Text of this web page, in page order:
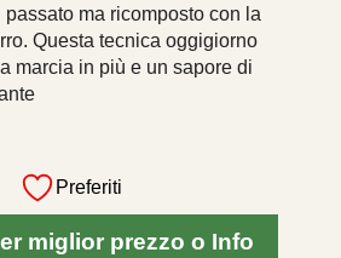
ma ricomposto con la
Questa tecnica oggigiorno
marcia in più e un sapore di
Preferiti
miglior prezzo o Info